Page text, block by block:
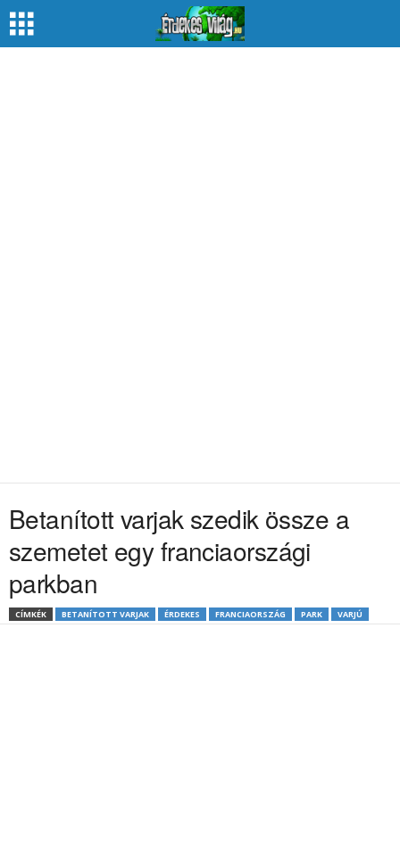
Betanított varjak szedik össze a
szemetet egy franciaországi
parkban
CÍMKÉK BETANÍTOTT VARJAK ÉRDEKES FRANCIAORSZÁG PARK VARJÚ